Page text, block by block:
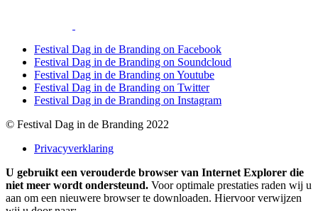
Festival Dag in de Branding on Facebook
Festival Dag in de Branding on Soundcloud
Festival Dag in de Branding on Youtube
Festival Dag in de Branding on Twitter
Festival Dag in de Branding on Instagram
© Festival Dag in de Branding 2022
Privacyverklaring
U gebruikt een verouderde browser van Internet Explorer die
niet meer wordt ondersteund. Voor optimale prestaties raden wij u
aan om een nieuwere browser te downloaden. Hiervoor verwijzen